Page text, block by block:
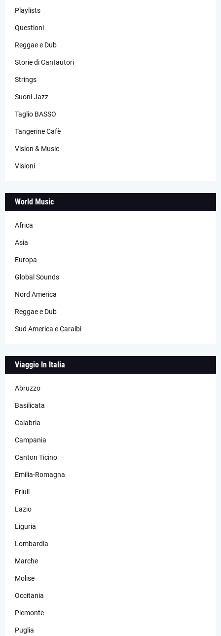
Playlists
Questioni
Reggae e Dub
Storie di Cantautori
Strings
Suoni Jazz
Taglio BASSO
Tangerine Cafè
Vision & Music
Visioni
World Music
Africa
Asia
Europa
Global Sounds
Nord America
Reggae e Dub
Sud America e Caraibi
Viaggio In Italia
Abruzzo
Basilicata
Calabria
Campania
Canton Ticino
Emilia-Romagna
Friuli
Lazio
Liguria
Lombardia
Marche
Molise
Occitania
Piemonte
Puglia